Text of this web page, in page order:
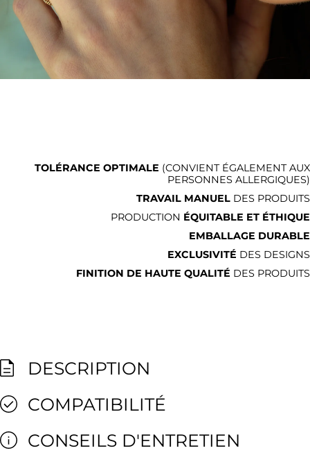
TOLÉRANCE OPTIMALE (CONVIENT ÉGALEMENT AUX
PERSONNES ALLERGIQUES)
TRAVAIL MANUEL DES PRODUITS
PRODUCTION ÉQUITABLE ET ÉTHIQUE
EMBALLAGE DURABLE
EXCLUSIVITÉ DES DESIGNS
FINITION DE HAUTE QUALITÉ DES PRODUITS
DESCRIPTION
COMPATIBILITÉ
CONSEILS D'ENTRETIEN